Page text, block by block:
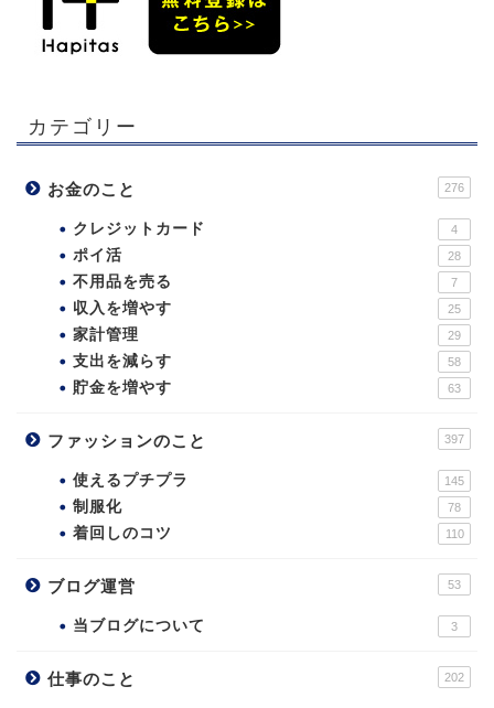
カテゴリー
お金のこと 276
クレジットカード 4
ポイ活 28
不用品を売る 7
収入を増やす 25
家計管理 29
支出を減らす 58
貯金を増やす 63
ファッションのこと 397
使えるプチプラ 145
制服化 78
着回しのコツ 110
ブログ運営 53
当ブログについて 3
仕事のこと 202